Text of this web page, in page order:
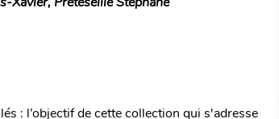
: l’objectif de cette collection qui s'adresse